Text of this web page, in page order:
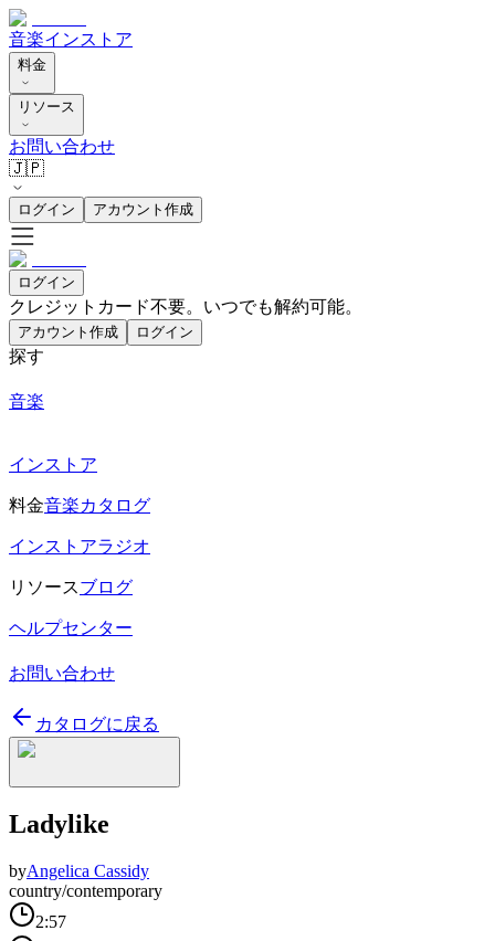
音楽インストア
料金
リソース
お問い合わせ
🇯🇵
ログイン アカウント作成
ログイン
クレジットカード不要。いつでも解約可能。
アカウント作成 ログイン
探す
音楽
インストア
料金音楽カタログ
インストアラジオ
リソースブログ
ヘルプセンター
お問い合わせ
カタログに戻る
Ladylike
byAngelica Cassidy
country/contemporary
2:57